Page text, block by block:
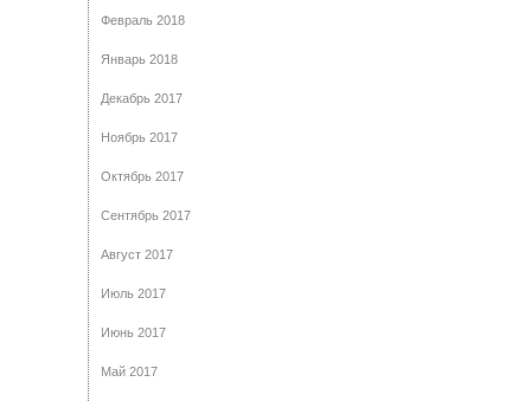
Февраль 2018
Январь 2018
Декабрь 2017
Ноябрь 2017
Октябрь 2017
Сентябрь 2017
Август 2017
Июль 2017
Июнь 2017
Май 2017